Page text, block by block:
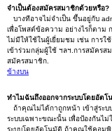
จำเป็นต้องสมัครสมาชิกด้วยหรือ?
บางทีอาจไม่จำเป็น ขึ้นอยู่กับ
เพื่อโพสต์ข้อความ อย่างไรก็ตา
ไม่มีให้ใช้ในผู้เยี่ยมชม เช่น การใ
เข้าร่วมกลุ่มผู้ใช้ ฯลฯ.การสมัครส
สมัครสมาชิก.
ข้างบน
ทำไมฉันถึงออกจากระบบโดยอัตโ
ถ้าคุณไม่ได้กาถูกหน้า เข้าสู่ระบ
ระบบเฉพาะขณะนั้น เพื่อป้องกันไ
ระบบโดยอัตโนมัติ ถ้าคุณใช้คอมพิ